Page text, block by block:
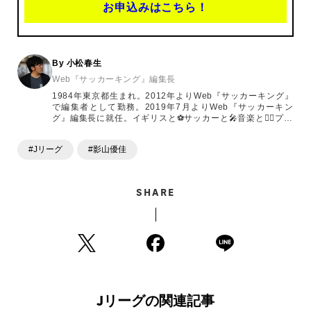
お申込みはこちら！
By 小松春生
Web『サッカーキング』編集長
1984年東京都生まれ。2012年よりWeb『サッカーキング』
で編集者として勤務。2019年7月よりWeb『サッカーキン
グ』編集長に就任。イギリスと⚽️サッカーと🎤音楽と🤼‍♂️プロ
#Jリーグ #影山優佳
SHARE
Jリーグの関連記事